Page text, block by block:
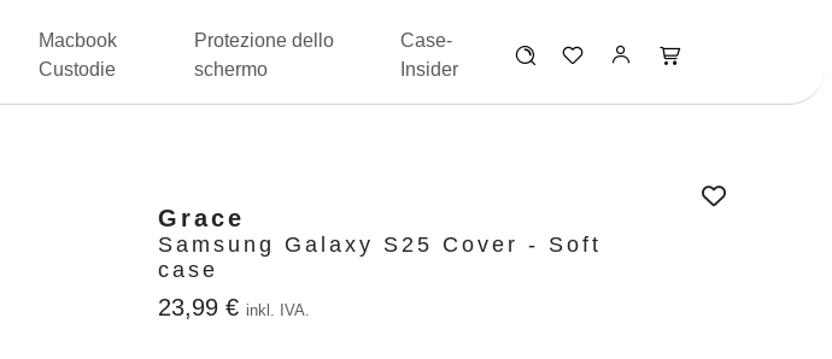
Macbook
Custodie
Protezione dello
schermo
Case-
Insider
Grace
Samsung Galaxy S25 Cover - Soft
case
23,99 € inkl. IVA.